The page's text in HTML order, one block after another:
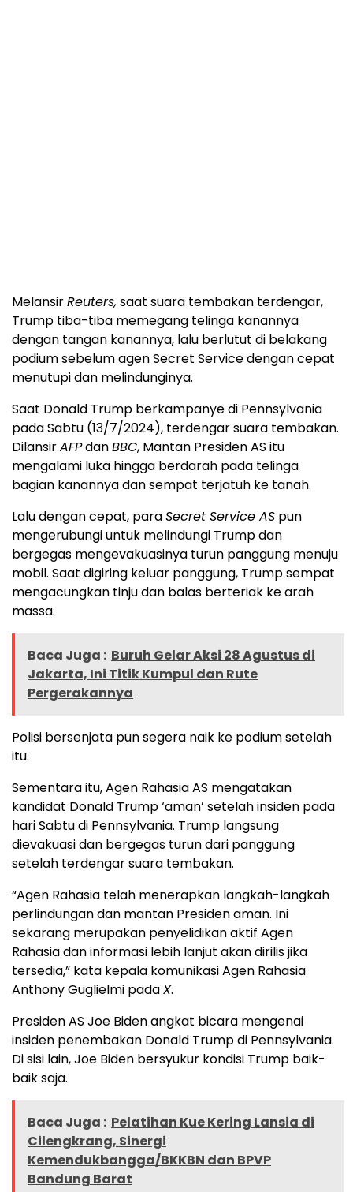
MelansirReuters, saat suara tembakan terdengar,
Trump tiba-tiba memegang telinga kanannya
dengan tangan kanannya, lalu berlutut di belakang
podium sebelum agen Secret Service dengan cepat
menutupi dan melindunginya.
Saat Donald Trump berkampanye di Pennsylvania
pada Sabtu (13/7/2024), terdengar suara tembakan.
DilansirAFPdanBBC, Mantan Presiden AS itu
mengalami luka hingga berdarah pada telinga
bagian kanannya dan sempat terjatuh ke tanah.
Lalu dengan cepat, paraSecret Service AS pun
mengerubungi untuk melindungi Trump dan
bergegas mengevakuasinya turun panggung menuju
mobil. Saat digiring keluar panggung, Trump sempat
mengacungkan tinju dan balas berteriak ke arah
massa.
Baca Juga : Buruh Gelar Aksi 28 Agustus di
Jakarta, Ini Titik Kumpul dan Rute
Pergerakannya
Polisi bersenjata pun segera naik ke podium setelah
itu.
Sementara itu, Agen Rahasia AS mengatakan
kandidat Donald Trump ‘aman’ setelah insiden pada
hari Sabtu di Pennsylvania. Trump langsung
dievakuasi dan bergegas turun dari panggung
setelah terdengar suara tembakan.
“Agen Rahasia telah menerapkan langkah-langkah
perlindungan dan mantan Presiden aman. Ini
sekarang merupakan penyelidikan aktif Agen
Rahasia dan informasi lebih lanjut akan dirilis jika
tersedia,” kata kepala komunikasi Agen Rahasia
Anthony Guglielmi padaX.
Presiden AS Joe Biden angkat bicara mengenai
insiden penembakan Donald Trump di Pennsylvania.
Di sisi lain, Joe Biden bersyukur kondisi Trump baik-
baik saja.
Baca Juga : Pelatihan Kue Kering Lansia di
Cilengkrang, Sinergi
Kemendukbangga/BKKBN dan BPVP
Bandung Barat